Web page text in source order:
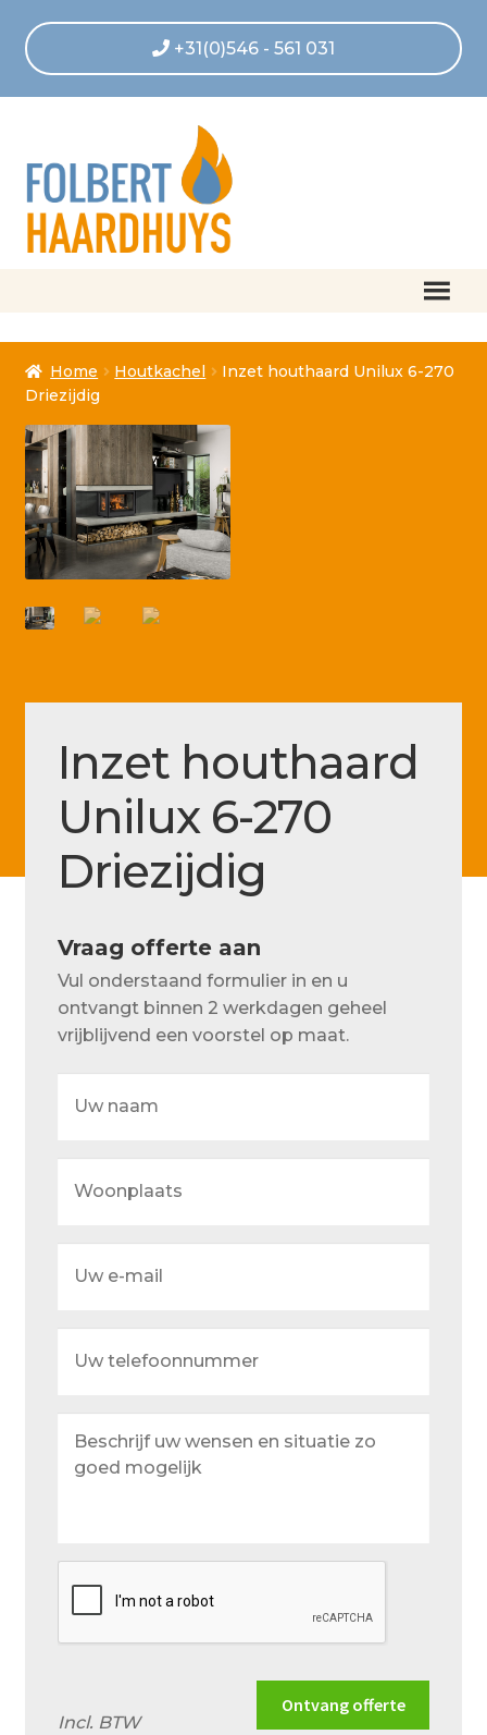
+31(0)546 - 561 031
Afrekenen
Algemene voorwaarden
Betaling geannuleerd
Betaling voltooid
Blog
Installatieservice
Klantenservice
Betaalmethode
Over
Over ons
Actueel
Ons team
Retouren – Geschillen – Garantie
Service en onderhoud
Home Houtkachel
Inzet houthaard Unilux 6-270
Driezijdig
Inzet houthaard
Unilux 6-270
Driezijdig
Vraag offerte aan
Vul onderstaand formulier in en u
ontvangt binnen 2 werkdagen geheel
vrijblijvend een voorstel op maat.
naam
telefoonnummer
uw
wensen
Ontvang offerte
Incl. BTW